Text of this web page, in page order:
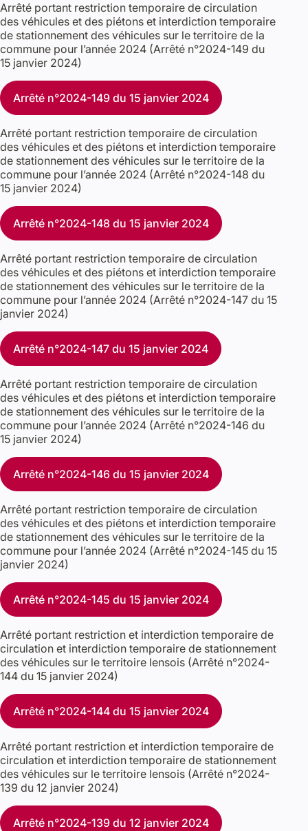
Arrêté portant restriction temporaire de circulation
des véhicules et des piétons et interdiction temporaire
de stationnement des véhicules sur le territoire de la
commune pour l’année 2024 (Arrêté n°2024-149 du
15 janvier 2024)
Arrêté n°2024-149 du 15 janvier 2024
Arrêté portant restriction temporaire de circulation
des véhicules et des piétons et interdiction temporaire
de stationnement des véhicules sur le territoire de la
commune pour l’année 2024 (Arrêté n°2024-148 du
15 janvier 2024)
Arrêté n°2024-148 du 15 janvier 2024
Arrêté portant restriction temporaire de circulation
des véhicules et des piétons et interdiction temporaire
de stationnement des véhicules sur le territoire de la
commune pour l’année 2024 (Arrêté n°2024-147 du 15
janvier 2024)
Arrêté n°2024-147 du 15 janvier 2024
Arrêté portant restriction temporaire de circulation
des véhicules et des piétons et interdiction temporaire
de stationnement des véhicules sur le territoire de la
commune pour l’année 2024 (Arrêté n°2024-146 du
15 janvier 2024)
Arrêté n°2024-146 du 15 janvier 2024
Arrêté portant restriction temporaire de circulation
des véhicules et des piétons et interdiction temporaire
de stationnement des véhicules sur le territoire de la
commune pour l’année 2024 (Arrêté n°2024-145 du 15
janvier 2024)
Arrêté n°2024-145 du 15 janvier 2024
Arrêté portant restriction et interdiction temporaire de
circulation et interdiction temporaire de stationnement
des véhicules sur le territoire lensois (Arrêté n°2024-
144 du 15 janvier 2024)
Arrêté n°2024-144 du 15 janvier 2024
Arrêté portant restriction et interdiction temporaire de
circulation et interdiction temporaire de stationnement
des véhicules sur le territoire lensois (Arrêté n°2024-
139 du 12 janvier 2024)
Arrêté n°2024-139 du 12 janvier 2024